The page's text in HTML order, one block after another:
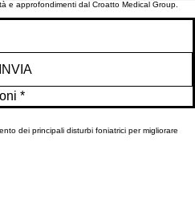
e approfondimenti dal Croatto Medical Group.
*
dei principali disturbi foniatrici per migliorare